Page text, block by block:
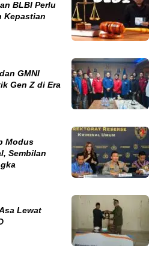
BLBI Perlu
Kepastian
GMNI
Gen Z di Era
Modus
Sembilan
Lewat